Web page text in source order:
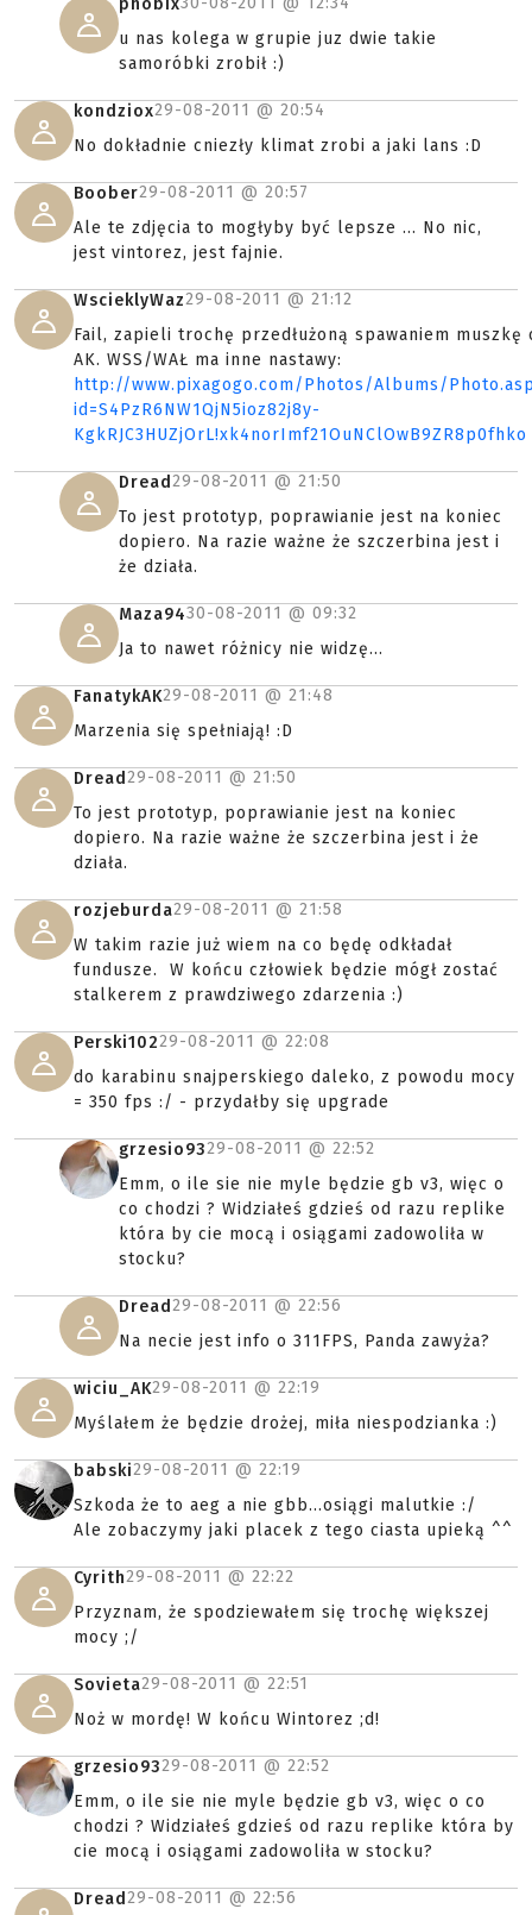
phobix
u nas kolega w grupie juz dwie takie
samoróbki zrobił :)
kondziox29-08-2011 @ 20:54
No dokładnie cniezły klimat zrobi a jaki lans :D
Boober29-08-2011 @ 20:57
Ale te zdjęcia to mogłyby być lepsze ... No nic,
jest vintorez, jest fajnie.
WscieklyWaz29-08-2011 @ 21:12
Fail, zapieli trochę przedłużoną spawaniem muszkę
AK. WSS/WAŁ ma inne nastawy:
http://www.pixagogo.com/Photos/Albums/
id=S4PzR6NW1QjN5ioz82j8y-
KgkRJC3HUZjOrL!xk4norImf21OuNClOwB9ZR8p0fhko
Dread29-08-2011 @ 21:50
To jest prototyp, poprawianie jest na koniec
dopiero. Na razie ważne że szczerbina jest i
że działa.
Maza9430-08-2011 @ 09:32
Ja to nawet różnicy nie widzę...
FanatykAK29-08-2011 @ 21:48
Marzenia się spełniają! :D
Dread29-08-2011 @ 21:50
To jest prototyp, poprawianie jest na koniec
dopiero. Na razie ważne że szczerbina jest i że
działa.
rozjeburda29-08-2011 @ 21:58
W takim razie już wiem na co będę odkładał
fundusze. W końcu człowiek będzie mógł zostać
stalkerem z prawdziwego zdarzenia :)
Perski10229-08-2011 @ 22:08
do karabinu snajperskiego daleko, z powodu mocy
= 350 fps :/ - przydałby się upgrade
grzesio9329-08-2011 @ 22:52
Emm, o ile sie nie myle będzie gb v3, więc o
co chodzi ? Widziałeś gdzieś od razu replike
która by cie mocą i osiągami zadowoliła w
stocku?
Dread29-08-2011 @ 22:56
Na necie jest info o 311FPS, Panda zawyża?
wiciu_AK29-08-2011 @ 22:19
Myślałem że będzie drożej, miła niespodzianka :)
babski29-08-2011 @ 22:19
Szkoda że to aeg a nie gbb...osiągi malutkie :/
Ale zobaczymy jaki placek z tego ciasta upieką ^^
Cyrith29-08-2011 @ 22:22
Przyznam, że spodziewałem się trochę większej
mocy ;/
Sovieta29-08-2011 @ 22:51
Noż w mordę! W końcu Wintorez ;d!
grzesio9329-08-2011 @ 22:52
Emm, o ile sie nie myle będzie gb v3, więc o co
chodzi ? Widziałeś gdzieś od razu replike która by
cie mocą i osiągami zadowoliła w stocku?
Dread29-08-2011 @ 22:56